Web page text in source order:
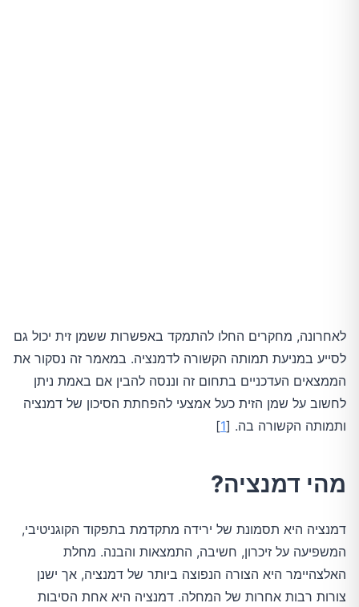
לאחרונה, מחקרים החלו להתמקד באפשרות ששמן זית יכול גם
לסייע במניעת תמותה הקשורה לדמנציה. במאמר זה נסקור את
הממצאים העדכניים בתחום זה וננסה להבין אם באמת ניתן
לחשוב על שמן הזית כעל אמצעי להפחתת הסיכון של דמנציה
ותמותה הקשורה בה. [1
]
מהי דמנציה?
דמנציה היא תסמונת של ירידה מתקדמת בתפקוד הקוגניטיבי,
המשפיעה על זיכרון, חשיבה, התמצאות והבנה. מחלת
האלצהיימר היא הצורה הנפוצה ביותר של דמנציה, אך ישנן
צורות רבות אחרות של המחלה. דמנציה היא אחת הסיבות